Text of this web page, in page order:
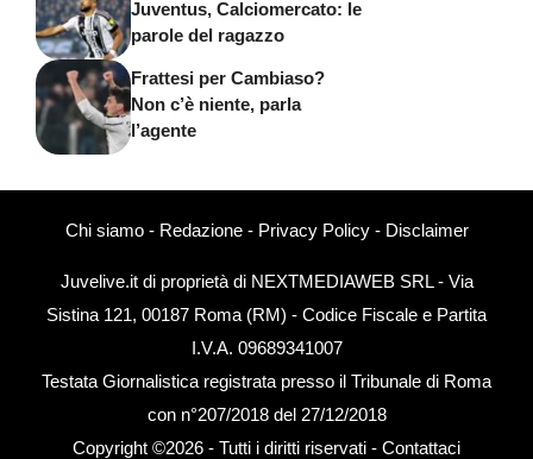
Juventus, Calciomercato: le
parole del ragazzo
Frattesi per Cambiaso?
Non c’è niente, parla
l’agente
Chi siamo- Redazione- Privacy Policy- Disclaimer
Juvelive.it di proprietà di NEXTMEDIAWEB SRL - Via
Sistina 121, 00187 Roma (RM) - Codice Fiscale e Partita
I.V.A. 09689341007
Testata Giornalistica registrata presso il Tribunale di Roma
con n°207/2018 del 27/12/2018
Copyright ©2026 - Tutti i diritti riservati - Contattaci